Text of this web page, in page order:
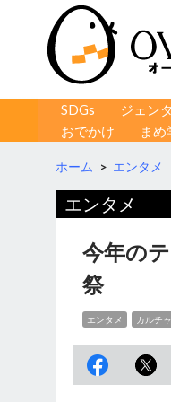
コンテンツへ移動
SDGs ジェン
おでかけ
まめ
ホーム > エンタメ
エンタメ
今年の
祭
エンタメ カルチ